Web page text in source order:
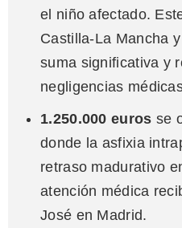
el niño afectado.
Castilla-La Mancha
suma significativa y
negligencias
1.250.000 euros se
donde la asfixia
retraso madurativo
atención médica
José en Madrid​.